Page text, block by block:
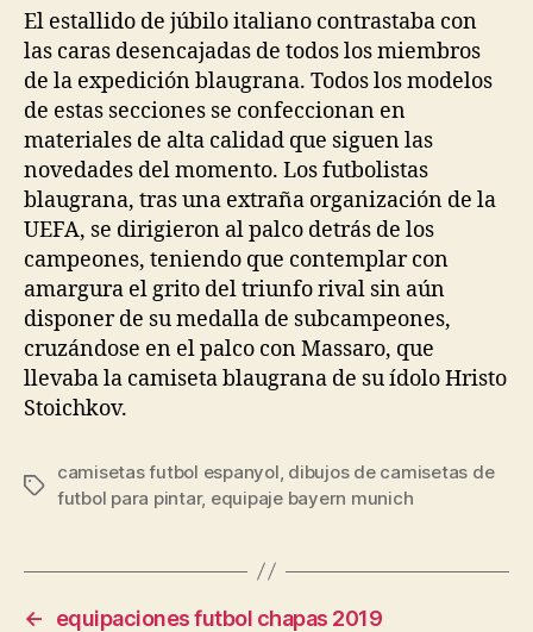
El estallido de júbilo italiano contrastaba con
las caras desencajadas de todos los miembros
de la expedición blaugrana. Todos los modelos
de estas secciones se confeccionan en
materiales de alta calidad que siguen las
novedades del momento. Los futbolistas
blaugrana, tras una extraña organización de la
UEFA, se dirigieron al palco detrás de los
campeones, teniendo que contemplar con
amargura el grito del triunfo rival sin aún
disponer de su medalla de subcampeones,
cruzándose en el palco con Massaro, que
llevaba la camiseta blaugrana de su ídolo Hristo
Stoichkov.
Etiquetas
camisetas futbol espanyol dibujos de camisetas de
futbol para pintar, equipaje bayern munich
←
equipaciones futbol chapas 2019